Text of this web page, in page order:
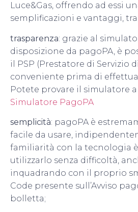
Luce&Gas, offrendo ad essi
semplificazioni e vantaggi, tra
trasparenza: grazie al
disposizione da pagoPA, è
il PSP (Prestatore di Servizio
conveniente prima di
Potete provare il simulatore
Simulatore PagoPA
semplicità: pagoPA è
facile da usare,
familiarità con la tecnologia
utilizzarlo senza difficoltà,
inquadrando con il proprio
Code presente sull’Avviso
bolletta;